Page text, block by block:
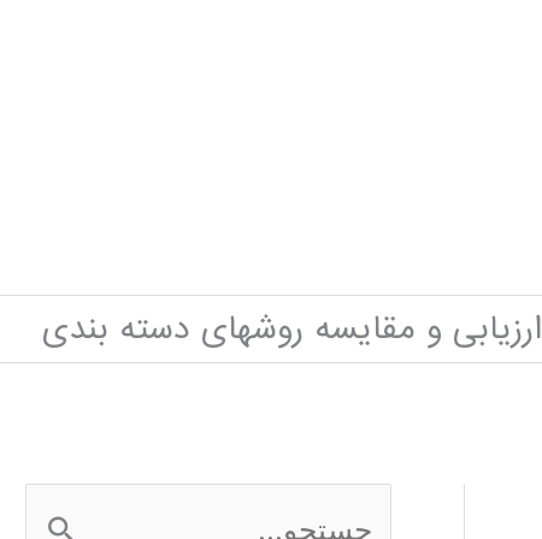
ارزیابی و مقایسه روشهای دسته بندی